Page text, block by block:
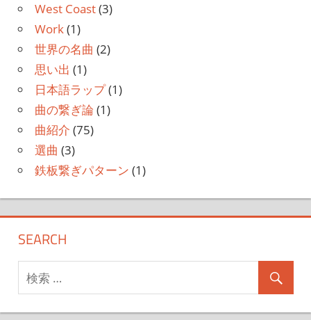
West Coast(3)
Work(1)
世界の名曲 (2)
思い出 (1)
日本語ラップ(1)
曲の繋ぎ論 (1)
曲紹介 (75)
選曲 (3)
鉄板繋ぎパターン (1)
SEARCH